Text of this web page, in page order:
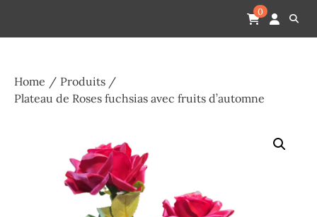
content
Espace Funéraire Michel Gardechaux
0
Home
Produits
Plateau de Roses fuchsias avec fruits d’automne